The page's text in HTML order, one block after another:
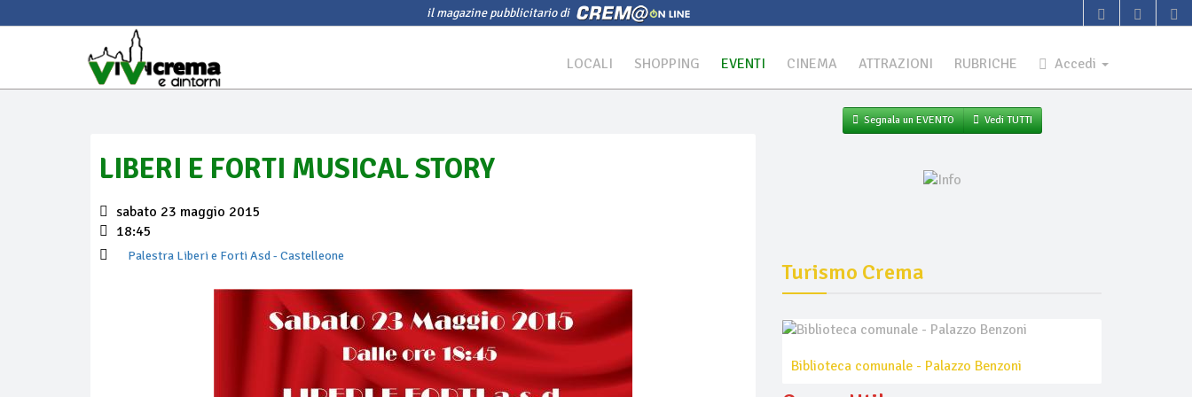
il magazine pubblicitario di
LOCALI SHOPPING EVENTI CINEMA ATTRAZIONI RUBRICHE Accedi
LIBERI E FORTI MUSICAL STORY
sabato 23 maggio 2015
18:45
Palestra Liberi e Forti Asd- Castelleone
Segnala un EVENTO Vedi TUTTI
Turismo Crema
Biblioteca comunale - Palazzo Benzoni